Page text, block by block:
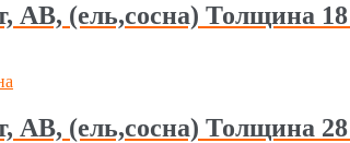
АВ, (ель,сосна) Толщина
АВ, (ель,сосна) Толщина